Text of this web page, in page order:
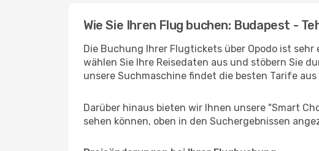
Wie Sie Ihren Flug buchen: Budapest -
Die Buchung Ihrer Flugtickets über Opodo ist
wählen Sie Ihre Reisedaten aus und stöbern Sie
unsere Suchmaschine findet die besten Tarife
Darüber hinaus bieten wir Ihnen unsere "Smart
sehen können, oben in den Suchergebnissen